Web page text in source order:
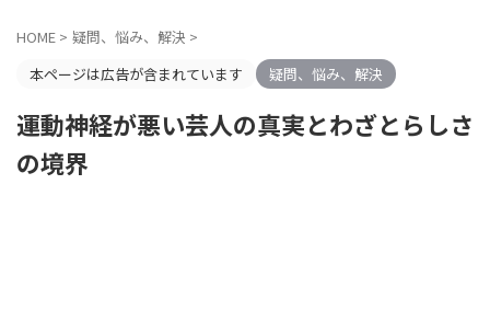
HOME > 疑問、悩み、解決 >
本ページは広告が含まれています
疑問、悩み、解決
運動神経が悪い芸人の真実とわざとらしさ
の境界